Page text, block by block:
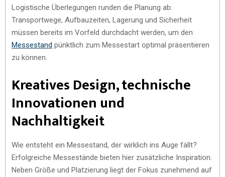
Logistische Überlegungen runden die Planung ab:
Transportwege, Aufbauzeiten, Lagerung und Sicherheit
müssen bereits im Vorfeld durchdacht werden, um den
Messestand pünktlich zum Messestart optimal präsentieren
zu können.
Kreatives Design, technische
Innovationen und
Nachhaltigkeit
Wie entsteht ein Messestand, der wirklich ins Auge fällt?
Erfolgreiche Messestände bieten hier zusätzliche Inspiration.
Neben Größe und Platzierung liegt der Fokus zunehmend auf